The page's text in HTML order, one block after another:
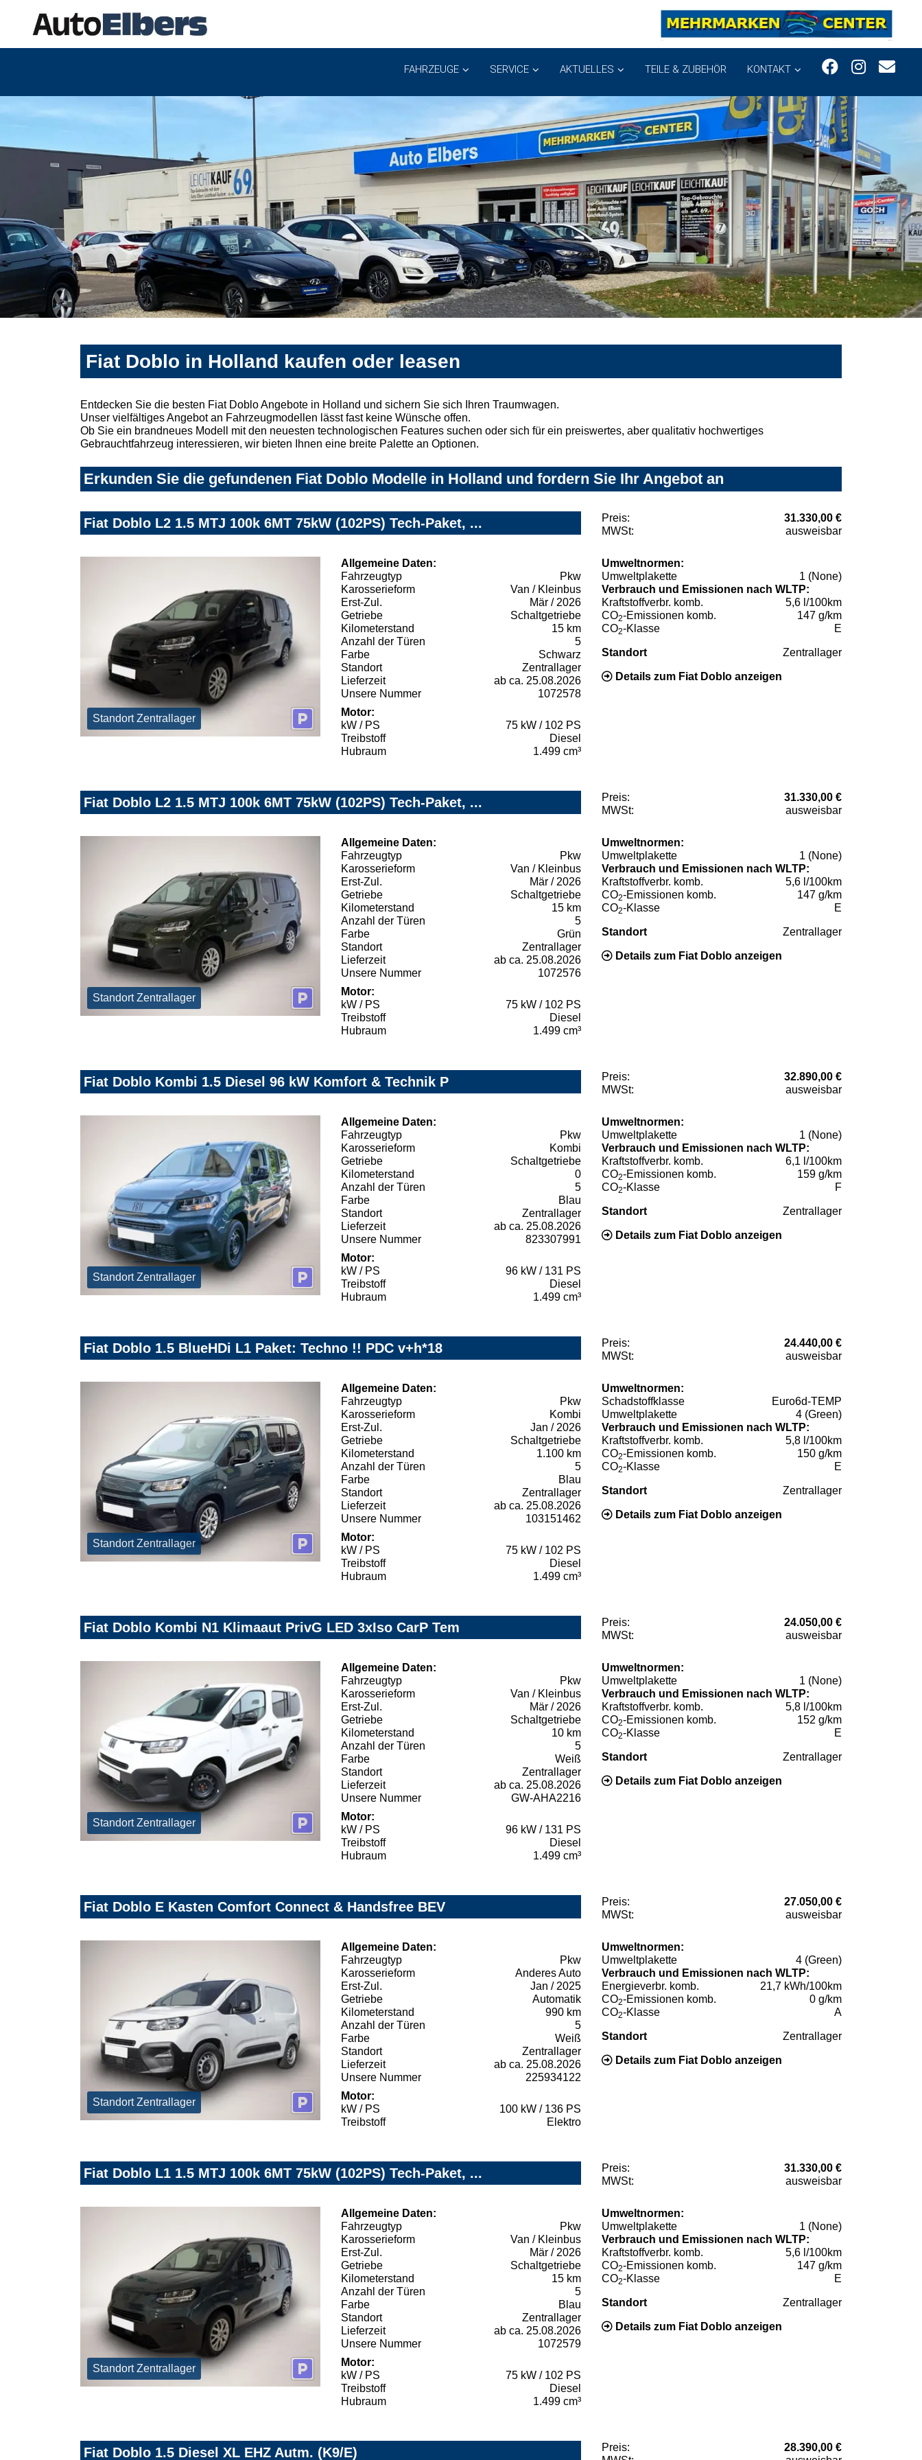
FAHRZEUGE SERVICE AKTUELLES TEILE & ZUBEHÖR KONTAKT
Fiat Doblo in Holland kaufen oder leasen
Entdecken Sie die besten Fiat Doblo Angebote in Holland und sichern Sie sich Ihren Traumwagen.
Unser vielfältiges Angebot an Fahrzeugmodellen lässt fast keine Wünsche offen.
Ob Sie ein brandneues Modell mit den neuesten technologischen Features suchen oder sich für ein preiswertes, aber qualitativ hochwertiges
Gebrauchtfahrzeug interessieren, wir bieten Ihnen eine breite Palette an Optionen.
Erkunden Sie die gefundenen Fiat Doblo Modelle in Holland und fordern Sie Ihr Angebot an
Fiat Doblo L2 1.5 MTJ 100k 6MT 75kW (102PS) Tech-Paket, ... Preis:
31.330,00 €
MWSt:
ausweisbar
Standort Zentrallager
Allgemeine Daten:
Fahrzeugtyp
Pkw
Karosserieform
Van / Kleinbus
Erst-Zul.
Mär / 2026
Getriebe
Schaltgetriebe
Kilometerstand
15 km
Anzahl der Türen
5
Farbe
Schwarz
Standort
Zentrallager
Lieferzeit
ab ca. 25.08.2026
Unsere Nummer
1072578
Motor:
kW / PS
75 kW / 102 PS
Treibstoff
Diesel
Hubraum
1.499 cm³
Umweltnormen:
Umweltplakette
1 (None)
Verbrauch und Emissionen nach WLTP:
Kraftstoffverbr. komb.
5,6 l/100km
CO2-Emissionen komb.
147 g/km
CO2-Klasse E
Standort Zentrallager
Details zum Fiat Doblo anzeigen
Fiat Doblo L2 1.5 MTJ 100k 6MT 75kW (102PS) Tech-Paket, ... Preis:
31.330,00 €
MWSt:
ausweisbar
Standort Zentrallager
Allgemeine Daten:
Fahrzeugtyp
Pkw
Karosserieform
Van / Kleinbus
Erst-Zul.
Mär / 2026
Getriebe
Schaltgetriebe
Kilometerstand
15 km
Anzahl der Türen
5
Farbe
Grün
Standort
Zentrallager
Lieferzeit
ab ca. 25.08.2026
Unsere Nummer
1072576
Motor:
kW / PS
75 kW / 102 PS
Treibstoff
Diesel
Hubraum
1.499 cm³
Umweltnormen:
Umweltplakette
1 (None)
Verbrauch und Emissionen nach WLTP:
Kraftstoffverbr. komb.
5,6 l/100km
CO2-Emissionen komb.
147 g/km
CO2-Klasse E
Standort Zentrallager
Details zum Fiat Doblo anzeigen
Fiat Doblo Kombi 1.5 Diesel 96 kW Komfort & Technik P Preis:
32.890,00 €
MWSt:
ausweisbar
Standort Zentrallager
Allgemeine Daten:
Fahrzeugtyp
Pkw
Karosserieform
Kombi
Getriebe
Schaltgetriebe
Kilometerstand
0
Anzahl der Türen
5
Farbe
Blau
Standort
Zentrallager
Lieferzeit
ab ca. 25.08.2026
Unsere Nummer
823307991
Motor:
kW / PS
96 kW / 131 PS
Treibstoff
Diesel
Hubraum
1.499 cm³
Umweltnormen:
Umweltplakette
1 (None)
Verbrauch und Emissionen nach WLTP:
Kraftstoffverbr. komb.
6,1 l/100km
CO2-Emissionen komb.
159 g/km
CO2-Klasse F
Standort Zentrallager
Details zum Fiat Doblo anzeigen
Fiat Doblo 1.5 BlueHDi L1 Paket: Techno !! PDC v+h*18 Preis:
24.440,00 €
MWSt:
ausweisbar
Standort Zentrallager
Allgemeine Daten:
Fahrzeugtyp
Pkw
Karosserieform
Kombi
Erst-Zul.
Jan / 2026
Getriebe
Schaltgetriebe
Kilometerstand
1.100 km
Anzahl der Türen
5
Farbe
Blau
Standort
Zentrallager
Lieferzeit
ab ca. 25.08.2026
Unsere Nummer
103151462
Motor:
kW / PS
75 kW / 102 PS
Treibstoff
Diesel
Hubraum
1.499 cm³
Umweltnormen:
Schadstoffklasse
Euro6d-TEMP
Umweltplakette
4 (Green)
Verbrauch und Emissionen nach WLTP:
Kraftstoffverbr. komb.
5,8 l/100km
CO2-Emissionen komb.
150 g/km
CO2-Klasse E
Standort Zentrallager
Details zum Fiat Doblo anzeigen
Fiat Doblo Kombi N1 Klimaaut PrivG LED 3xIso CarP Tem Preis:
24.050,00 €
MWSt:
ausweisbar
Standort Zentrallager
Allgemeine Daten:
Fahrzeugtyp
Pkw
Karosserieform
Van / Kleinbus
Erst-Zul.
Mär / 2026
Getriebe
Schaltgetriebe
Kilometerstand
10 km
Anzahl der Türen
5
Farbe
Weiß
Standort
Zentrallager
Lieferzeit
ab ca. 25.08.2026
Unsere Nummer
GW-AHA2216
Motor:
kW / PS
96 kW / 131 PS
Treibstoff
Diesel
Hubraum
1.499 cm³
Umweltnormen:
Umweltplakette
1 (None)
Verbrauch und Emissionen nach WLTP:
Kraftstoffverbr. komb.
5,8 l/100km
CO2-Emissionen komb.
152 g/km
CO2-Klasse E
Standort Zentrallager
Details zum Fiat Doblo anzeigen
Fiat Doblo E Kasten Comfort Connect & Handsfree BEV Preis:
27.050,00 €
MWSt:
ausweisbar
Standort Zentrallager
Allgemeine Daten:
Fahrzeugtyp
Pkw
Karosserieform
Anderes Auto
Erst-Zul.
Jan / 2025
Getriebe
Automatik
Kilometerstand
990 km
Anzahl der Türen
5
Farbe
Weiß
Standort
Zentrallager
Lieferzeit
ab ca. 25.08.2026
Unsere Nummer
225934122
Motor:
kW / PS
100 kW / 136 PS
Treibstoff
Elektro
Umweltnormen:
Umweltplakette
4 (Green)
Verbrauch und Emissionen nach WLTP:
Energieverbr. komb.
21,7 kWh/100km
CO2-Emissionen komb.
0 g/km
CO2-Klasse A
Standort Zentrallager
Details zum Fiat Doblo anzeigen
Fiat Doblo L1 1.5 MTJ 100k 6MT 75kW (102PS) Tech-Paket, ... Preis:
31.330,00 €
MWSt:
ausweisbar
Standort Zentrallager
Allgemeine Daten:
Fahrzeugtyp
Pkw
Karosserieform
Van / Kleinbus
Erst-Zul.
Mär / 2026
Getriebe
Schaltgetriebe
Kilometerstand
15 km
Anzahl der Türen
5
Farbe
Blau
Standort
Zentrallager
Lieferzeit
ab ca. 25.08.2026
Unsere Nummer
1072579
Motor:
kW / PS
75 kW / 102 PS
Treibstoff
Diesel
Hubraum
1.499 cm³
Umweltnormen:
Umweltplakette
1 (None)
Verbrauch und Emissionen nach WLTP:
Kraftstoffverbr. komb.
5,6 l/100km
CO2-Emissionen komb.
147 g/km
CO2-Klasse E
Standort Zentrallager
Details zum Fiat Doblo anzeigen
Fiat Doblo 1.5 Diesel XL EHZ Autm. (K9/E) Preis:
28.390,00 €